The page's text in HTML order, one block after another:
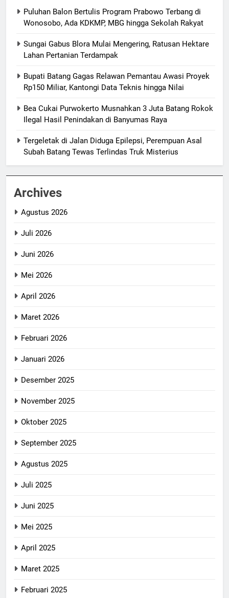
Puluhan Balon Bertulis Program Prabowo Terbang di
Wonosobo, Ada KDKMP, MBG hingga Sekolah Rakyat
Sungai Gabus Blora Mulai Mengering, Ratusan Hektare
Lahan Pertanian Terdampak
Bupati Batang Gagas Relawan Pemantau Awasi Proyek
Rp150 Miliar, Kantongi Data Teknis hingga Nilai
Bea Cukai Purwokerto Musnahkan 3 Juta Batang Rokok
Ilegal Hasil Penindakan di Banyumas Raya
Tergeletak di Jalan Diduga Epilepsi, Perempuan Asal
Subah Batang Tewas Terlindas Truk Misterius
Archives
Agustus 2026
Juli 2026
Juni 2026
Mei 2026
April 2026
Maret 2026
Februari 2026
Januari 2026
Desember 2025
November 2025
Oktober 2025
September 2025
Agustus 2025
Juli 2025
Juni 2025
Mei 2025
April 2025
Maret 2025
Februari 2025